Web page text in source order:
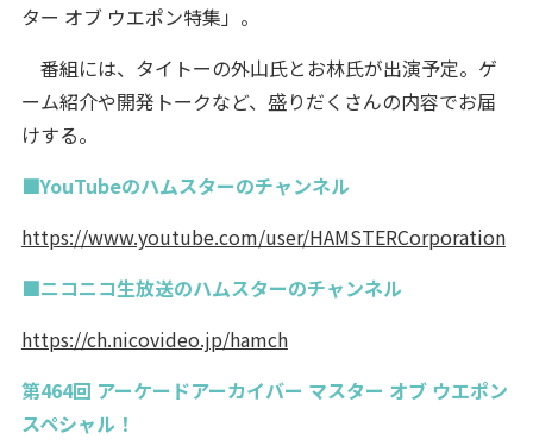
ター オブ ウエポン特集」。
番組には、タイトーの外山氏とお林氏が出演予定。ゲ
ーム紹介や開発トークなど、盛りだくさんの内容でお届
けする。
■YouTubeのハムスターのチャンネル
https://www.youtube.com/user/HAMSTERCorporation
■ニコニコ生放送のハムスターのチャンネル
https://ch.nicovideo.jp/hamch
第464回 アーケードアーカイバー マスター オブ ウエポン
スペシャル！